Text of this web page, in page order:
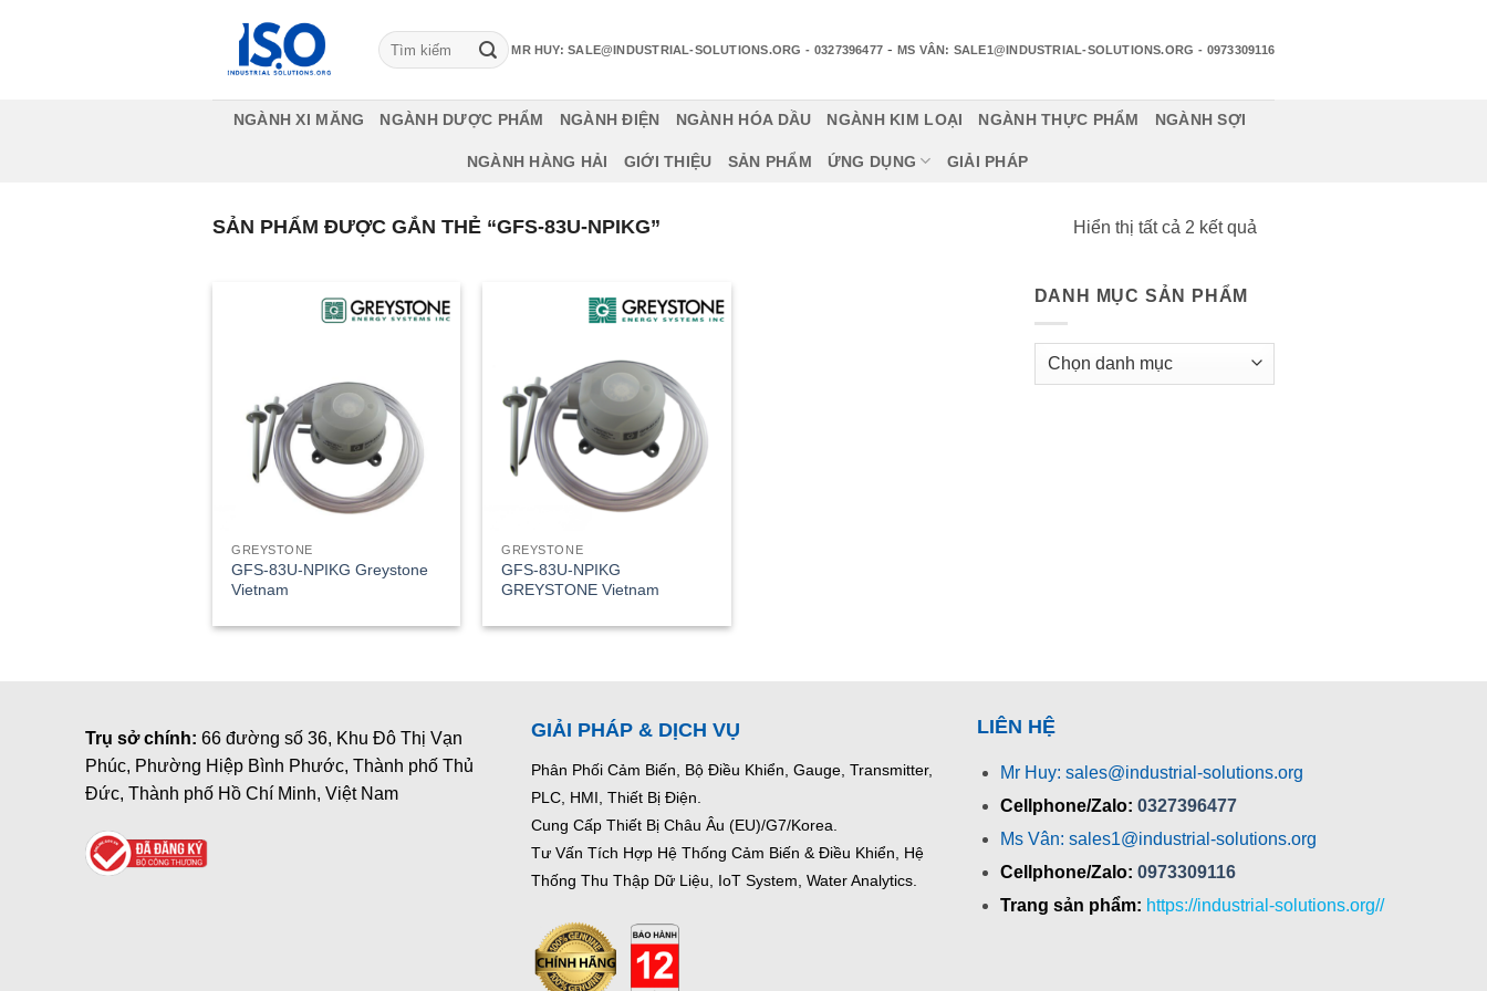
Tìm
kiếm:
MR HUY: SALE@INDUSTRIAL-SOLUTIONS.ORG - 0327396477 -MS VÂN: SALE1@INDUSTRIAL-SOLUTIONS.ORG - 0973309116
NGÀNH XI MĂNG NGÀNH DƯỢC PHẨM NGÀNH ĐIỆN NGÀNH HÓA DẦU NGÀNH KIM LOẠI NGÀNH THỰC PHẨM NGÀNH SỢI
NGÀNH HÀNG HẢI GIỚI THIỆU SẢN PHẨM ỨNG DỤNG GIẢI PHÁP
SẢN PHẨM ĐƯỢC GẮN THẺ “GFS-83U-NPIKG” Hiển thị tất cả 2 kết quả
nhất
GREYSTONE
GFS-83U-NPIKG Greystone
Vietnam
GREYSTONE
GFS-83U-NPIKG
GREYSTONE Vietnam
DANH MỤC SẢN PHẨM
Trụ sở chính: 66 đường số 36, Khu Đô Thị Vạn
Phúc, Phường Hiệp Bình Phước, Thành phố Thủ
Đức, Thành phố Hồ Chí Minh, Việt Nam
GIẢI PHÁP & DỊCH VỤ
Phân Phối Cảm Biến, Bộ Điều Khiển, Gauge, Transmitter,
PLC, HMI, Thiết Bị Điện.
Cung Cấp Thiết Bị Châu Âu (EU)/G7/Korea.
Tư Vấn Tích Hợp Hệ Thống Cảm Biến & Điều Khiển, Hệ
Thống Thu Thập Dữ Liệu, IoT System, Water Analytics.
LIÊN HỆ
Mr Huy: sales@industrial-solutions.org
Cellphone/Zalo: 0327396477
Ms Vân: sales1@industrial-solutions.org
Cellphone/Zalo: 0973309116
Trang sản phẩm: https://industrial-solutions.org//